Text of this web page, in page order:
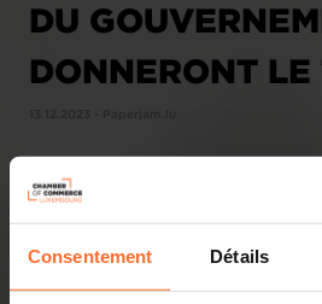
Consentement Détails
DU
DONNERONT LE